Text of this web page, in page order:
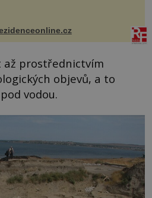
představuje značka Fendi
kterou byly vybaveny její
Monacký přístav nabízí
až prostřednictvím
objevů, a to
vodou.